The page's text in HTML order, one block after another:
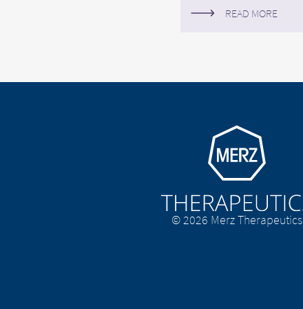
READ MORE
Go to homepage
© 2026 Merz Therapeutics